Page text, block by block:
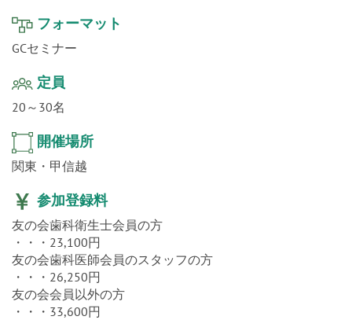
フォーマット
GCセミナー
定員
20～30名
開催場所
関東・甲信越
参加登録料
友の会歯科衛生士会員の方
・・・23,100円
友の会歯科医師会員のスタッフの方
・・・26,250円
友の会会員以外の方
・・・33,600円